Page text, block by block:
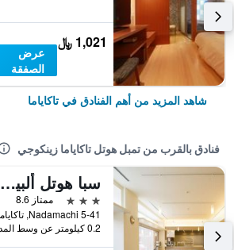
1,021 ﷼
عرض
الصفقة
شاهد المزيد من أهم الفنادق في تاكاياما
فنادق بالقرب من تمبل هوتل تاكاياما زينكوجي
سبا هوتل ألبينا هيداتاكاياما
3 نجوم
ممتاز 8.6
0.2 كيلومتر عن وسط المدينة